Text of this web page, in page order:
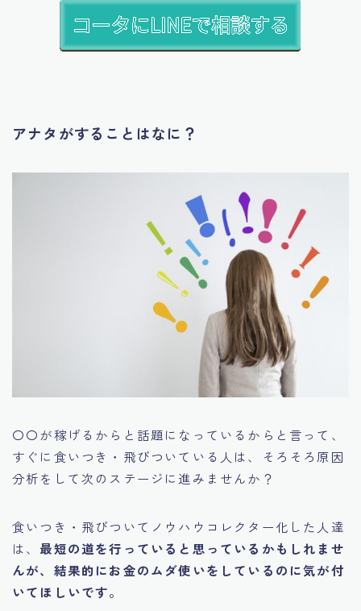
アナタがすることはなに？
〇〇が稼げるからと話題になっているからと言って、
すぐに食いつき・飛びついている人は、そろそろ原因
分析をして次のステージに進みませんか？
食いつき・飛びついてノウハウコレクター化した人達
は、最短の道を行っていると思っているかもしれませ
んが、結果的にお金のムダ使いをしているのに気が付
いてほしいです。